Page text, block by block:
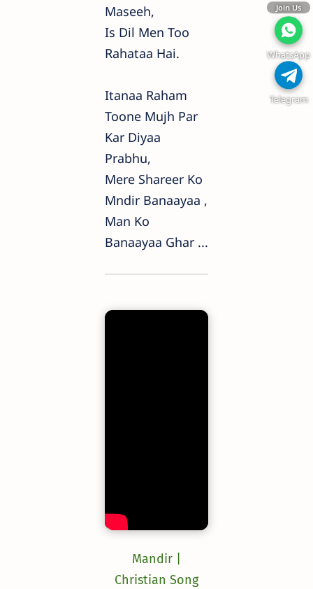
Maseeh,
Is Dil Men Too
Rahataa Hai.
Itanaa Raham
Toone Mujh Par
Kar Diyaa
Prabhu,
Mere Shareer Ko
Mndir Banaayaa ,
Man Ko
Banaayaa Ghar ...
Mandir |
Christian Song
Join Us
WhatsApp
Telegram